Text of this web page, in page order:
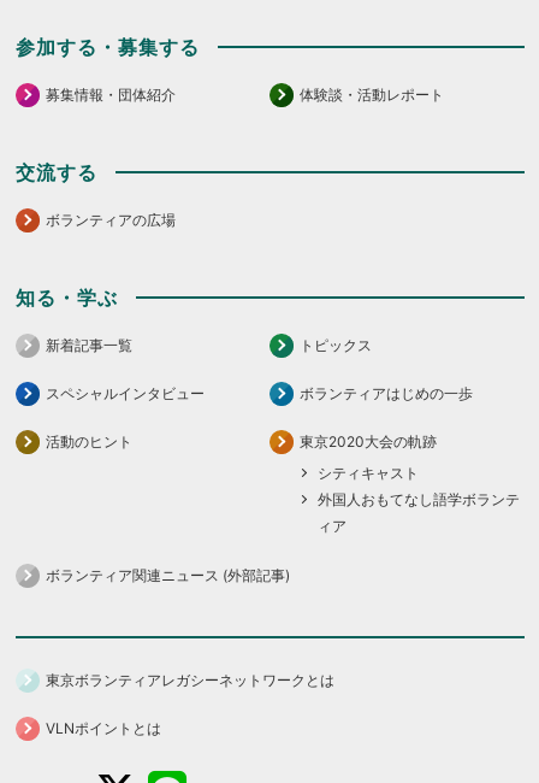
参加する・募集する
募集情報・団体紹介 体験談・活動レポート
交流する
ボランティアの広場
知る・学ぶ
新着記事一覧 トピックス
スペシャルインタビュー ボランティアはじめの一歩
活動のヒント
東京2020大会の軌跡
シティキャスト
外国人おもてなし語学ボランテ
ィア
ボランティア関連ニュース (外部記事)
東京ボランティアレガシーネットワークとは
VLNポイントとは